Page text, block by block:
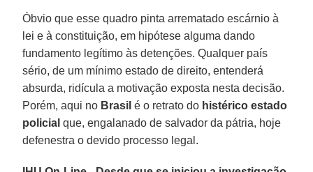
Óbvio que esse quadro pinta arrematado escárnio à
lei e à constituição, em hipótese alguma dando
fundamento legítimo às detenções. Qualquer país
sério, de um mínimo estado de direito, entenderá
absurda, ridícula a motivação exposta nesta decisão.
Porém, aqui no Brasil é o retrato do histérico estado
policial que, engalanado de salvador da pátria, hoje
defenestra o devido processo legal.